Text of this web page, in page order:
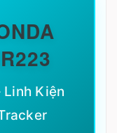
Linh Kiện